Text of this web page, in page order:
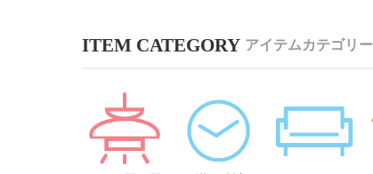
アイテムカテゴリー